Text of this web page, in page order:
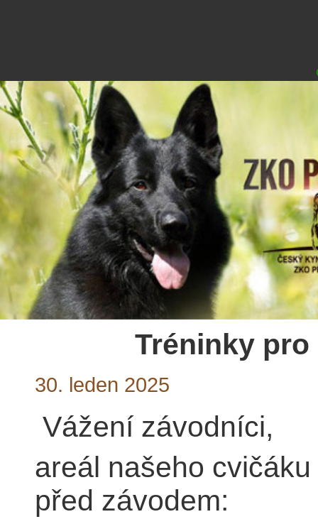
Tréninky
30. leden 2025
Vážení závodníci,
areál našeho
před závodem: